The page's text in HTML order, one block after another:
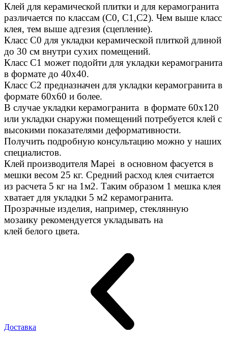
Клей для керамической плитки и для керамогранита
различается по классам (C0, C1,C2). Чем выше класс
клея, тем выше адгезия (сцепление).
Класс С0 для укладки керамической плиткой длиной
до 30 см внутри сухих помещений.
Класс C1 может подойти для укладки керамогранита
в формате до 40х40.
Класс C2 предназначен для укладки керамогранита в
формате 60х60 и более.
В случае укладки керамогранита в формате 60х120
или укладки снаружи помещений потребуется клей с
высокими показателями деформативности.
Получить подробную консультацию можно у наших
специалистов.
Клей производителя Mapei в основном фасуется в
мешки весом 25 кг. Средний расход клея считается
из расчета 5 кг на 1м2. Таким образом 1 мешка клея
хватает для укладки 5 м2 керамогранита.
Прозрачные изделия, например, стеклянную
мозаику рекомендуется укладывать на
клей белого цвета.
Доставка